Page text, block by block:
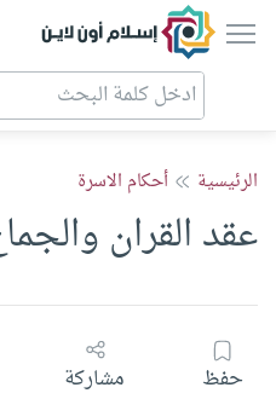
إسلام أون لاين
الرئيسية أحكام الاسرة
عقد القران
حفظ مشاركة